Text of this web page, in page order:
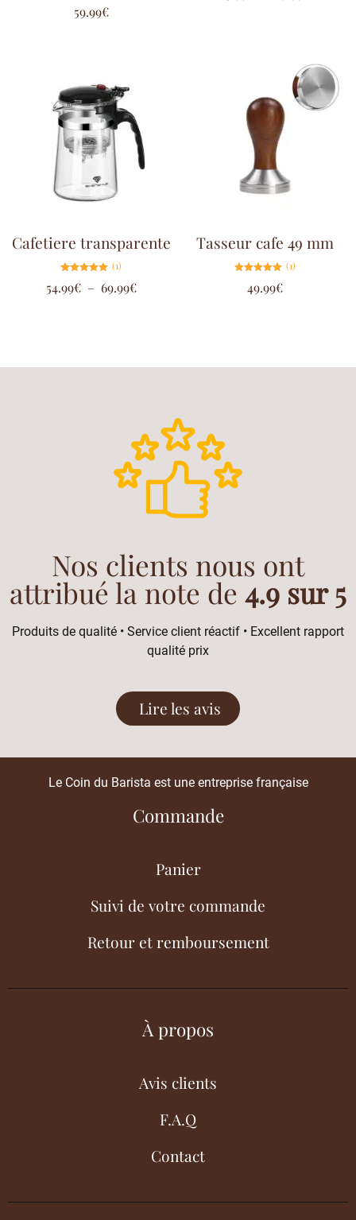
4.75
sur 5
59.99€
Cafetiere transparente
5.00
sur 5
(1)
54.99€ – 69.99€
Tasseur cafe 49 mm
5.00
sur 5
(1)
49.99€
Nos clients nous ont
attribué la note de 4.9 sur 5
Produits de qualité • Service client réactif • Excellent rapport
qualité prix
Lire les avis
Le Coin du Barista est une entreprise française
Commande
Panier
Suivi de votre commande
Retour et remboursement
À propos
Avis clients
F.A.Q
Contact